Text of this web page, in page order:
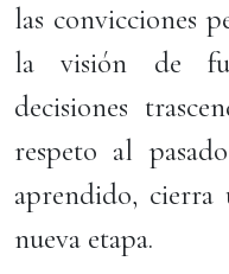
las convicciones
la visión de
decisiones
respeto al
aprendido,
nueva etapa.